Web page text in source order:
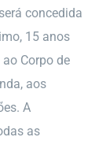
concedida
15 anos
Corpo de
aos
A
as